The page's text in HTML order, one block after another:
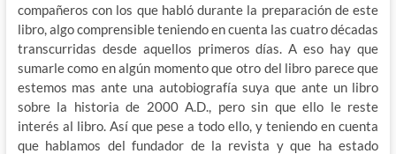
compañeros con los que habló durante la preparación de este
libro, algo comprensible teniendo en cuenta las cuatro décadas
transcurridas desde aquellos primeros días. A eso hay que
sumarle como en algún momento que otro del libro parece que
estemos mas ante una autobiografía suya que ante un libro
sobre la historia de 2000 A.D., pero sin que ello le reste
interés al libro. Así que pese a todo ello, y teniendo en cuenta
que hablamos del fundador de la revista y que ha estado